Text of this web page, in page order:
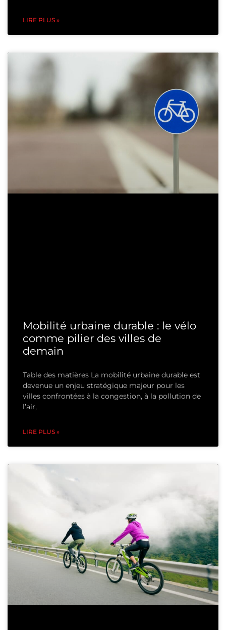
LIRE PLUS »
Mobilité urbaine durable : le vélo
comme pilier des villes de
demain
Table des matières La mobilité urbaine durable est
devenue un enjeu stratégique majeur pour les
villes confrontées à la congestion, à la pollution de
l’air,
LIRE PLUS »